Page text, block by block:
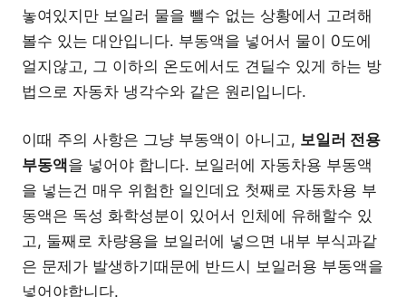
놓여있지만 보일러 물을 뺄수 없는 상황에서 고려해
볼수 있는 대안입니다. 부동액을 넣어서 물이 0도에
얼지않고, 그 이하의 온도에서도 견딜수 있게 하는 방
법으로 자동차 냉각수와 같은 원리입니다.
이때 주의 사항은 그냥 부동액이 아니고, 보일러 전용
부동액을 넣어야 합니다. 보일러에 자동차용 부동액
을 넣는건 매우 위험한 일인데요 첫째로 자동차용 부
동액은 독성 화학성분이 있어서 인체에 유해할수 있
고, 둘째로 차량용을 보일러에 넣으면 내부 부식과같
은 문제가 발생하기때문에 반드시 보일러용 부동액을
넣어야합니다.